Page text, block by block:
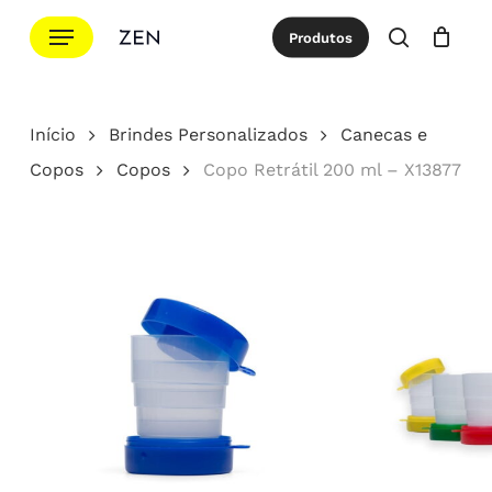
para
principal
Menu Produtos
procurar
Cotação Close
Início Brindes Personalizados
Canecas e
Copos
Copos Copo Retrátil 200 ml – X13877